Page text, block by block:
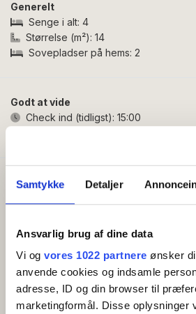
Samtykke Detaljer
Ansvarlig brug af dine data
Vi og vores 1022 partnere ønsker
anvende cookies og indsamle
adresse, ID og din browser til
marketingformål. Disse oplysninger
håndvask, to kogeplader, køleskab
brødrister, elkedel og
Ved køkkenet er også en praktisk
personer. I den ene ende af hytten
hyggelig hems med to senge, som
børn og teenagere. Hytten
foran og en fliseterrasse bagved –
terrassemøbler. Det giver gode
udendørs.
Toilet og bad
I den nærliggende centerbygning
badefaciliteter samt et veludstyret
frysemuligheder. Badefaciliteterne
Generelt
Senge i alt: 4
Størrelse (m²): 14
Sovepladser på hems: 2
Godt at vide
Check ind (tidligst): 15:00
Faciliteter
Kaffemaskine/elkedel